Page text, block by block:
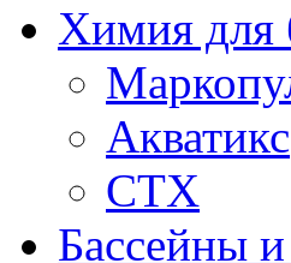
Химия для
Акватикс
СТХ
Бассейны